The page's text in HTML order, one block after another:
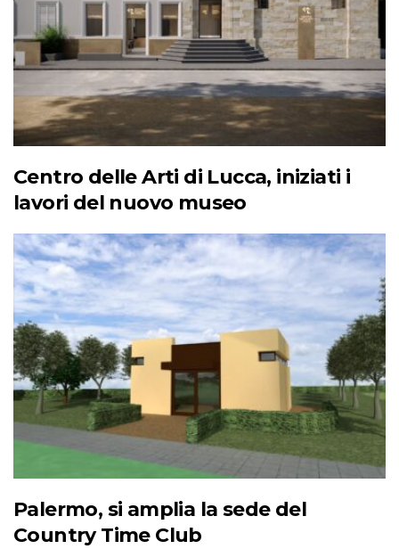
Centro delle Arti di Lucca, iniziati i
lavori del nuovo museo
Palermo, si amplia la sede del
Country Time Club